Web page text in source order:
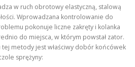
w ruch obrotowy elastyczną, stalową
Wprowadzana kontrolowanie do
pokonuje liczne zakręty i kolanka
do miejsca, w którym powstał zator.
tej metody jest właściwy dobór końcówek
sprężyny: